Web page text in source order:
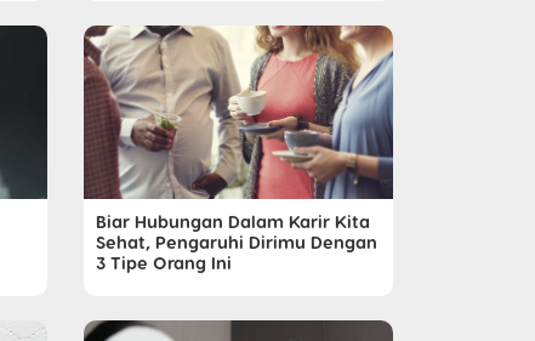
Biar Hubungan Dalam Karir Kita
Sehat, Pengaruhi Dirimu Dengan
3 Tipe Orang Ini